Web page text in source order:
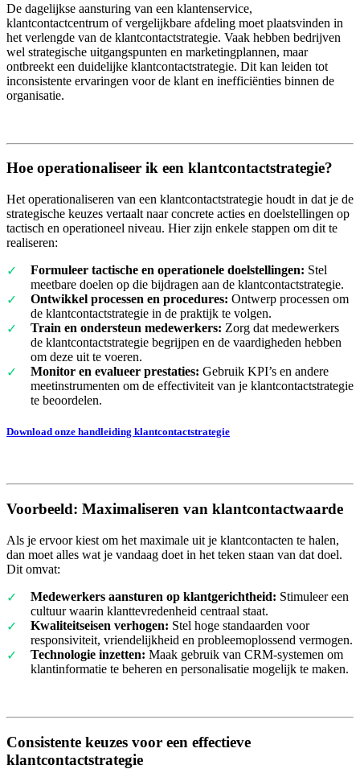
De dagelijkse aansturing van een klantenservice,
klantcontactcentrum of vergelijkbare afdeling moet plaatsvinden in
het verlengde van de klantcontactstrategie. Vaak hebben bedrijven
wel strategische uitgangspunten en marketingplannen, maar
ontbreekt een duidelijke klantcontactstrategie. Dit kan leiden tot
inconsistente ervaringen voor de klant en inefficiënties binnen de
organisatie.
Hoe operationaliseer ik een klantcontactstrategie?
Het operationaliseren van een klantcontactstrategie houdt in dat je de
strategische keuzes vertaalt naar concrete acties en doelstellingen op
tactisch en operationeel niveau. Hier zijn enkele stappen om dit te
realiseren:
Formuleer tactische en operationele doelstellingen: Stel
meetbare doelen op die bijdragen aan de klantcontactstrategie.
Ontwikkel processen en procedures: Ontwerp processen om
de klantcontactstrategie in de praktijk te volgen.
Train en ondersteun medewerkers: Zorg dat medewerkers
de klantcontactstrategie begrijpen en de vaardigheden hebben
om deze uit te voeren.
Monitor en evalueer prestaties: Gebruik KPI’s en andere
meetinstrumenten om de effectiviteit van je klantcontactstrategie
te beoordelen.
Download onze handleiding klantcontactstrategie
Voorbeeld: Maximaliseren van klantcontactwaarde
Als je ervoor kiest om het maximale uit je klantcontacten te halen,
dan moet alles wat je vandaag doet in het teken staan van dat doel.
Dit omvat:
Medewerkers aansturen op klantgerichtheid: Stimuleer een
cultuur waarin klanttevredenheid centraal staat.
Kwaliteitseisen verhogen: Stel hoge standaarden voor
responsiviteit, vriendelijkheid en probleemoplossend vermogen.
Technologie inzetten: Maak gebruik van CRM-systemen om
klantinformatie te beheren en personalisatie mogelijk te maken.
Consistente keuzes voor een effectieve
klantcontactstrategie